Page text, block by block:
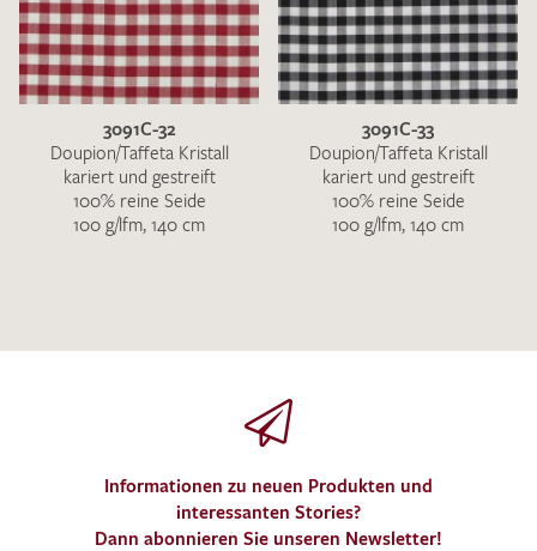
3091C-32
Doupion/Taffeta Kristall
kariert und gestreift
100% reine Seide
100 g/lfm, 140 cm
3091C-33
Doupion/Taffeta Kristall
kariert und gestreift
100% reine Seide
100 g/lfm, 140 cm
Informationen zu neuen Produkten und
interessanten Stories?
Dann abonnieren Sie unseren Newsletter!